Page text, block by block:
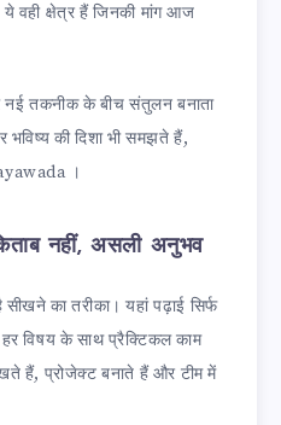
ये वही क्षेत्र हैं जिनकी मांग आज
नई तकनीक के बीच संतुलन बनाता
की दिशा भी समझते हैं,
।
नहीं, असली अनुभव
का तरीका। यहां पढ़ाई सिर्फ
विषय के साथ प्रैक्टिकल काम
हैं, प्रोजेक्ट बनाते हैं और टीम में